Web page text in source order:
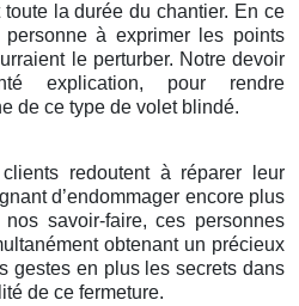
la durée du chantier. En ce
à exprimer les points
le perturber. Notre devoir
explication, pour rendre
de ce type de volet blindé.
redoutent à réparer leur
d’endommager encore plus
savoir-faire, ces personnes
obtenant un précieux
gestes en plus les secrets dans
de ce fermeture.